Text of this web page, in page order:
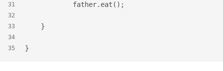
31
32
33
34
35
            father.eat();
    }
}